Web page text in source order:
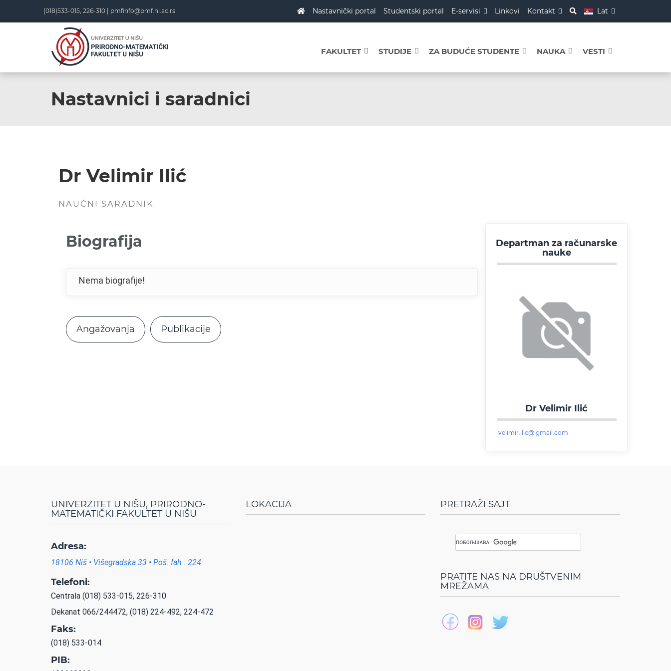
(018)533-015, 226-310 | pmfinfo@pmf.ni.ac.rs Nastavnički portal Studentski portal E-servisi Linkovi Kontakt Lat
FAKULTET STUDIJE ZA BUDUĆE STUDENTE NAUKA VESTI
Nastavnici i saradnici
Dr Velimir Ilić
NAUČNI SARADNIK
Departman za računarske
nauke
Dr Velimir Ilić
Biografija
Nema biografije!
Angažovanja Publikacije
UNIVERZITET U NIŠU, PRIRODNO-
MATEMATIČKI FAKULTET U NIŠU
Adresa:
18106 Niš • Višegradska 33 • Poš. fah : 224
Telefoni:
Centrala (018) 533-015, 226-310
Dekanat 066/244472, (018) 224-492, 224-472
Faks:
(018) 533-014
PIB:
LOKACIJA PRETRAŽI SAJT
PRATITE NAS NA DRUŠTVENIM
MREŽAMA